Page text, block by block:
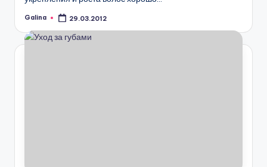
Запись
Galina 29.03.2012